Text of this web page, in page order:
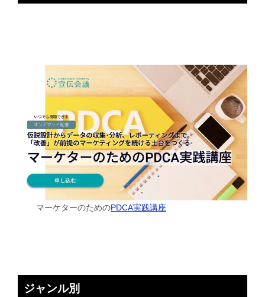
マーケターのためのPDCA実践講座
ジャンル別